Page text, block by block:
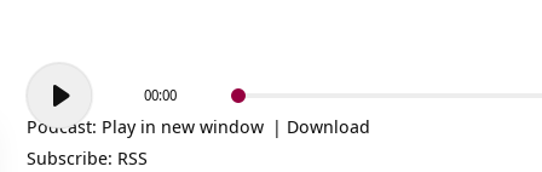
Audio-
Player
00:00
Podcast: Play in new window | Download
Subscribe: RSS